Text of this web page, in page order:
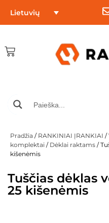
Lietuvių
Pradžia / RANKINIAI ĮRANKIAI /
komplektai / Dėklai raktams /
kišenėmis
Tuščias dėklas
25 kišenėmis